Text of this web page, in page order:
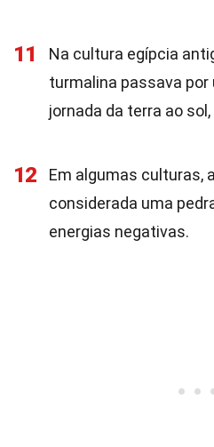
11
Na cultura egípcia
turmalina passava
jornada da terra ao
12
Em algumas culturas,
considerada uma
energias negativas.